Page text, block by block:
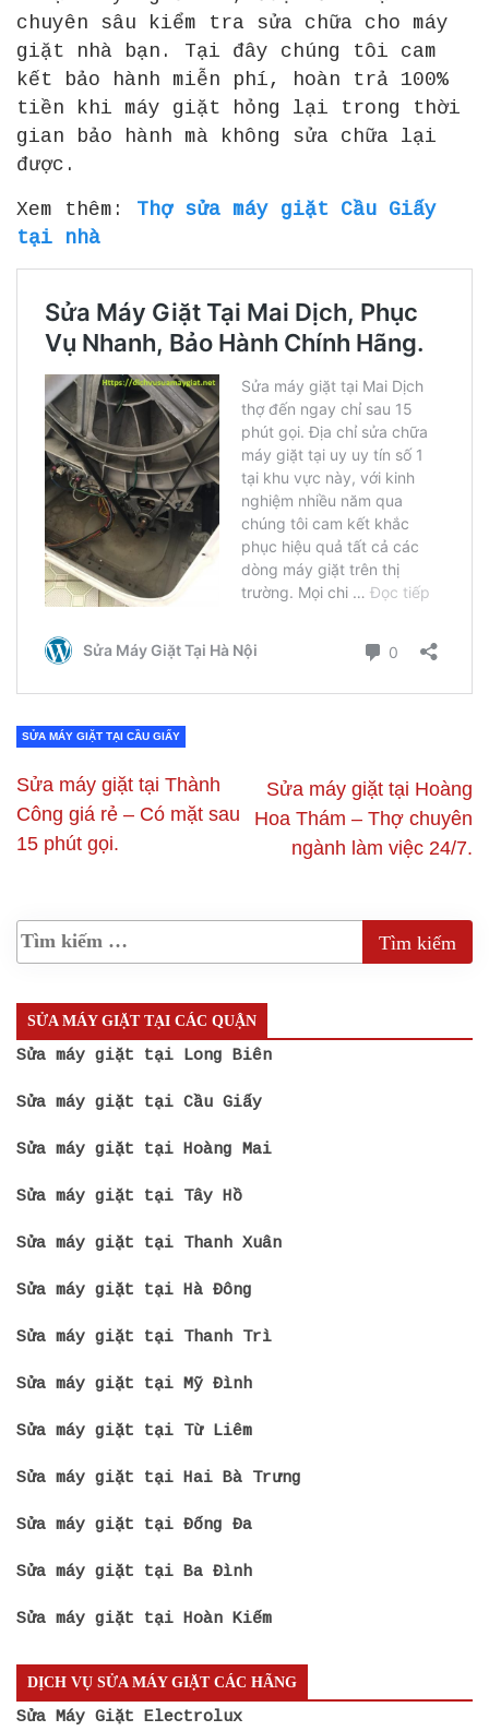
chuyên sâu kiểm tra sửa chữa cho máy
giặt nhà bạn. Tại đây chúng tôi cam
kết bảo hành miễn phí, hoàn trả 100%
tiền khi máy giặt hỏng lại trong thời
gian bảo hành mà không sửa chữa lại
được.
Xem thêm:
Thợ sửa máy giặt Cầu Giấy
tại nhà
SỬA MÁY GIẶT TẠI CẦU GIẤY
Sửa máy giặt tại Thành
Công giá rẻ – Có mặt sau
15 phút gọi.
Sửa máy giặt tại Hoàng
Hoa Thám – Thợ chuyên
ngành làm việc 24/7.
SỬA MÁY GIẶT TẠI CÁC QUẬN
Sửa máy giặt tại Long Biên
Sửa máy giặt tại Cầu Giấy
Sửa máy giặt tại Hoàng Mai
Sửa máy giặt tại Tây Hồ
Sửa máy giặt tại Thanh Xuân
Sửa máy giặt tại Hà Đông
Sửa máy giặt tại Thanh Trì
Sửa máy giặt tại Mỹ Đình
Sửa máy giặt tại Từ Liêm
Sửa máy giặt tại Hai Bà Trưng
Sửa máy giặt tại Đống Đa
Sửa máy giặt tại Ba Đình
Sửa máy giặt tại Hoàn Kiếm
DỊCH VỤ SỬA MÁY GIẶT CÁC HÃNG
Sửa Máy Giặt Electrolux